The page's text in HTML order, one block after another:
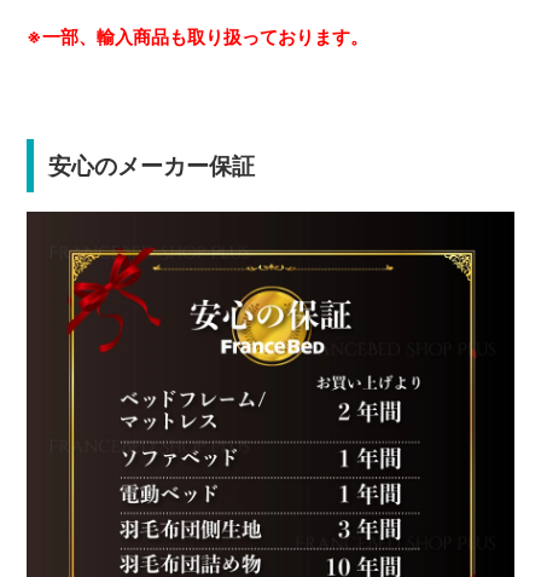
※一部、輸入商品も取り扱っております。
安心のメーカー保証